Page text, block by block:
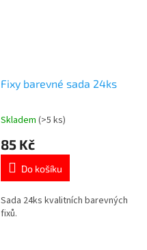
Fixy barevné sada 24ks
Průměrné
produktu
5,0
5
hvězdiček.
Skladem (>5 ks)
85 Kč
Do košíku
Sada 24ks kvalitních barevných
fixů.